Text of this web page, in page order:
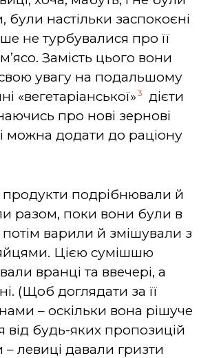
були настільки заспокоєні
не турбувалися про її
Замість цього вони
увагу на подальшому
«вегетаріанської» 3
дієти
про нові зернові
можна додати до раціону
продукти подрібнювали й
разом, поки вони були в
потім варили й змішували з
Цією сумішшю
вранці та ввечері, а
(Щоб доглядати за її
– оскільки вона рішуче
від будь-яких пропозицій
– левиці давали гризти